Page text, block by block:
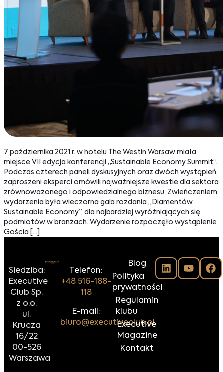
7 października 2021 r. w hotelu The Westin Warsaw miała
miejsce VII edycja konferencji „Sustainable Economy Summit”.
Podczas czterech paneli dyskusyjnych oraz dwóch wystąpień,
zaproszeni eksperci omówili najważniejsze kwestie dla sektora
zrównoważonego i odpowiedzialnego biznesu. Zwieńczeniem
wydarzenia była wieczorna gala rozdania „Diamentów
Sustainable Economy”, dla najbardziej wyróżniających się
podmiotów w branżach. Wydarzenie rozpoczęło wystąpienie
Gościa […]
Siedziba:
Executive
Club Sp.
z o.o.
ul.
Krucza
16/22
00-526
Warszawa
Telefon:
+48 516-188-
118
E-mail:
biuro@executiveclub.pl
Blog
Polityka
prywatności
Regulamin
klubu
Executive
Magazine
Kontakt